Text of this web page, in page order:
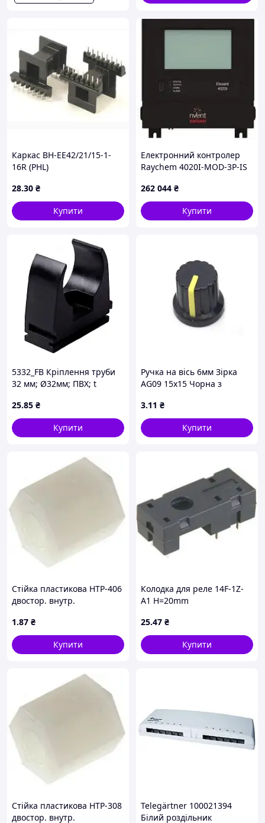
Каркас BH-EE42/21/15-1-
16R (PHL)
28.30 ₴
Купити
Електронний контролер
Raychem 4020I-MOD-3P-IS
262 044 ₴
Купити
5332_FB Кріплення труби
32 мм; Ø32мм; ПВХ; t
чорне; для фіксації
жорстких та гофрованих
труб
25.85 ₴
Купити
Ручка на вісь 6мм Зірка
AG09 15x15 Чорна з
3.11 ₴
Купити
Стійка пластикова HTP-406
двостор. внутр.
1.87 ₴
Купити
Колодка для реле 14F-1Z-
A1 H=20mm
25.47 ₴
Купити
Стійка пластикова HTP-308
двостор. внутр.
Telegärtner 100021394
Білий роздільник